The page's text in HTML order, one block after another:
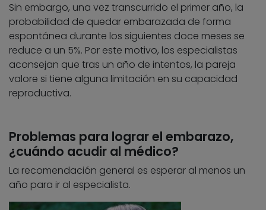
Sin embargo, una vez transcurrido el primer año, la
probabilidad de quedar embarazada de forma
espontánea durante los siguientes doce meses se
reduce a un 5%. Por este motivo, los especialistas
aconsejan que tras un año de intentos, la pareja
valore si tiene alguna limitación en su capacidad
reproductiva.
Problemas para lograr el embarazo,
¿cuándo acudir al médico?
La recomendación general es esperar al menos un
año para ir al especialista.